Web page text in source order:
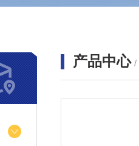
产品中心 /